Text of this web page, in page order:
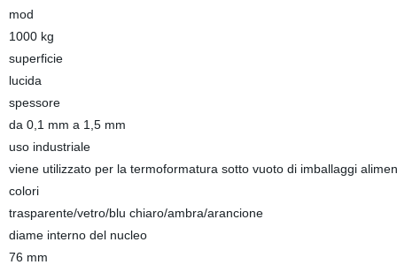
mod
1000 kg
superficie
lucida
spessore
da 0,1 mm a 1,5 mm
uso industriale
viene utilizzato per la termoformatura sotto vuoto di imballaggi
colori
trasparente/vetro/blu chiaro/ambra/arancione
diame interno del nucleo
76 mm